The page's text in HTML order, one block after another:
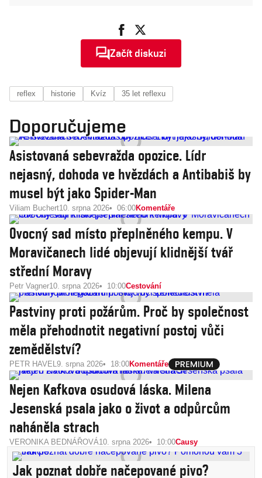
Začít diskuzi
reflex historie Kvíz 35 let reflexu
Doporučujeme
Asistovaná sebevražda opozice. Lídr
nejasný, dohoda ve hvězdách a Antibabiš by
musel být jako Spider-Man
Viliam Buchert10. srpna 2026 06:00Komentáře
Ovocný sad místo přeplněného kempu. V
Moravičanech lidé objevují klidnější tvář
střední Moravy
Petr Vagner10. srpna 2026 10:00Cestování
Pastviny proti požárům. Proč by společnost
měla přehodnotit negativní postoj vůči
zemědělství?
PETR HAVEL9. srpna 2026 18:00Komentáře
Nejen Kafkova osudová láska. Milena
Jesenská psala jako o život a odpůrcům
naháněla strach
VERONIKA BEDNÁŘOVÁ10. srpna 2026 10:00Causy
Jak poznat dobře načepované pivo?